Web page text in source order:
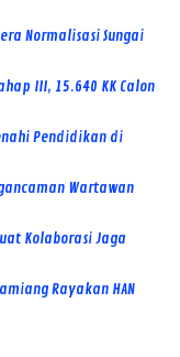
Normalisasi Sungai
III, 15.640 KK Calon
Pendidikan di
Wartawan
Kolaborasi Jaga
Rayakan HAN